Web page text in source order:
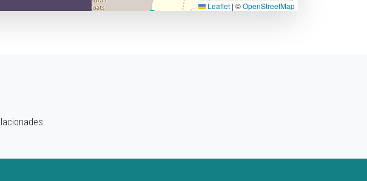
Leaflet | ©OpenStreetMap